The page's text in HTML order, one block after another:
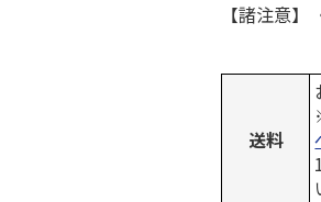
【諸注意】
送料